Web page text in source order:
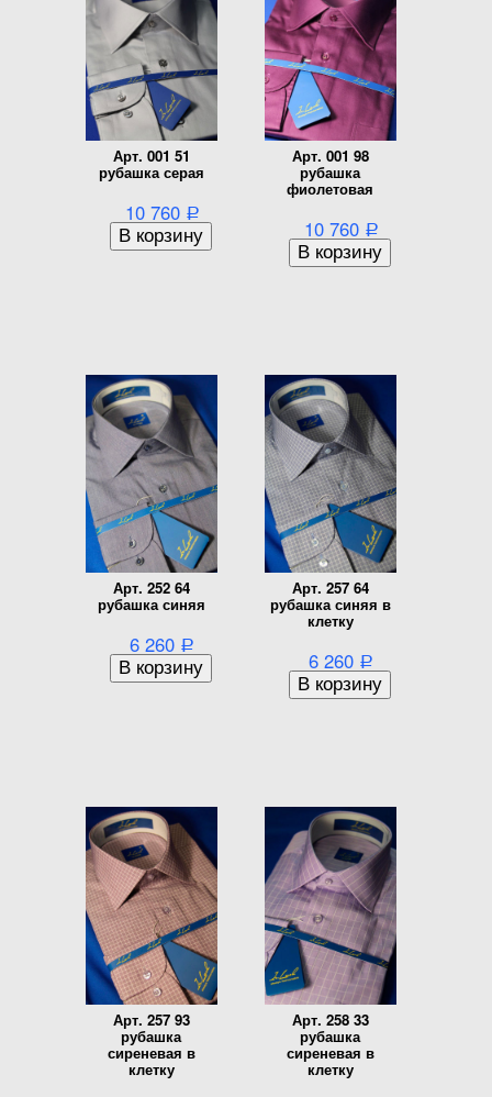
Арт. 001 51
рубашка серая
10 760 Р
Арт. 001 98
рубашка
фиолетовая
10 760 Р
Арт. 252 64
рубашка синяя
6 260 Р
Арт. 257 64
рубашка синяя в
клетку
6 260 Р
Арт. 257 93
рубашка
сиреневая в
клетку
Арт. 258 33
рубашка
сиреневая в
клетку